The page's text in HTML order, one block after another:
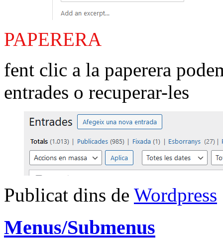
PAPERERA
fent clic a la paperera
entrades o recuperar-les
Publicat dins de Wordpress
Menus/Submenus